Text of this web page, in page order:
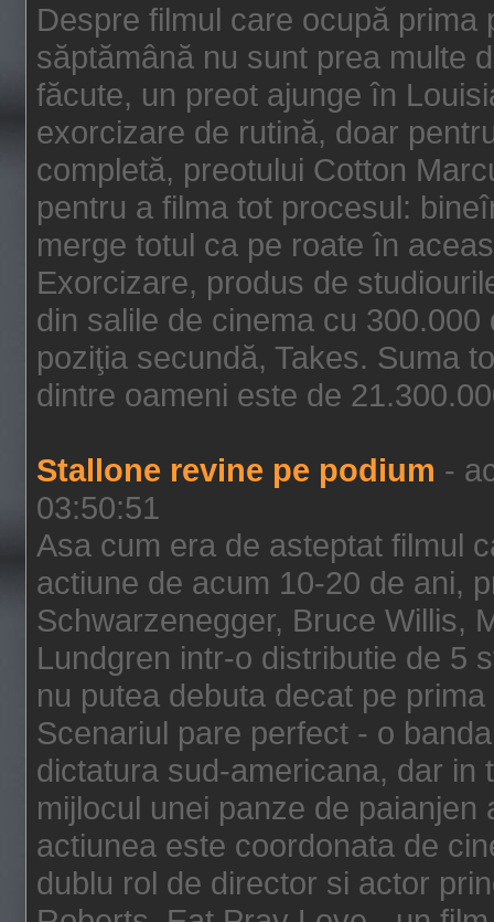
Despre filmul care ocupă
săptămână nu sunt prea multe
făcute, un preot ajunge în
exorcizare de rutină, doar
completă, preotului Cotton
pentru a filma tot procesul:
merge totul ca pe roate în
Exorcizare, produs de
din salile de cinema cu
poziţia secundă, Takes. Suma
dintre oameni este de
Stallone revine pe podium -
03:50:51
Asa cum era de asteptat filmul
actiune de acum 10-20 de ani,
Schwarzenegger, Bruce Willis,
Lundgren intr-o distributie de 5
nu putea debuta decat pe
Scenariul pare perfect - o
dictatura sud-americana, dar in
mijlocul unei panze de
actiunea este coordonata de
dublu rol de director si actor